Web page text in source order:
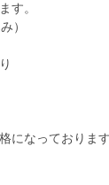
す。
）
になっております